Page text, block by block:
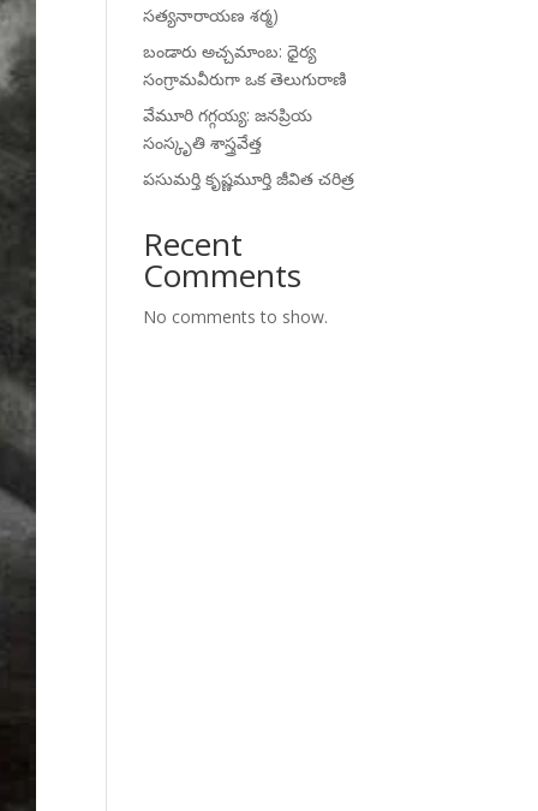
సత్యనారాయణ శర్మ)
బండారు అచ్చమాంబ: ధైర్య
సంగ్రామవీరుగా ఒక తెలుగురాణి
వేమూరి గగ్గయ్య: జనప్రియ
సంస్కృతి శాస్త్రవేత్త
పసుమర్తి కృష్ణమూర్తి జీవిత చరిత్ర
Recent
Comments
No comments to show.